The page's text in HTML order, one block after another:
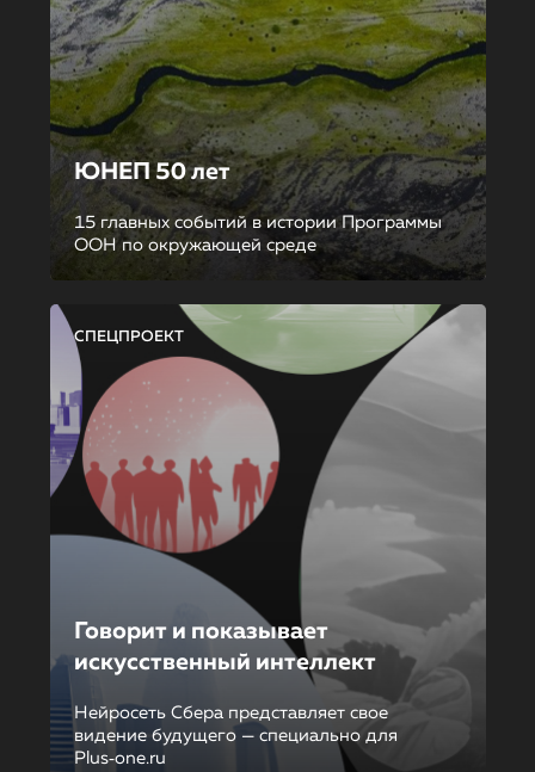
ЮНЕП 50 лет
15 главных событий в истории Программы
ООН по окружающей среде
СПЕЦПРОЕКТ
Говорит и показывает
искусственный интеллект
Нейросеть Сбера представляет свое
видение будущего — специально для
Plus‑one.ru